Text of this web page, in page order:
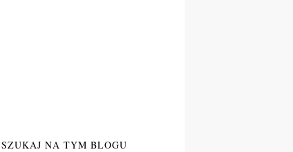
SZUKAJ NA TYM BLOGU